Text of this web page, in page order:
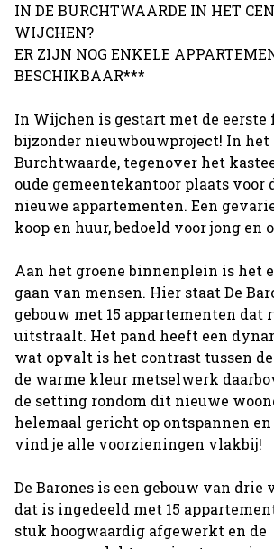
IN DE BURCHTWAARDE IN HET
WIJCHEN?
ER ZIJN NOG ENKELE
BESCHIKBAAR***
In Wijchen is gestart met de eerste
bijzonder nieuwbouwproject! In het
Burchtwaarde, tegenover het
oude gemeentekantoor plaats voor
nieuwe appartementen. Een
koop en huur, bedoeld voor jong en
Aan het groene binnenplein is het
gaan van mensen. Hier staat De
gebouw met 15 appartementen dat
uitstraalt. Het pand heeft een
wat opvalt is het contrast tussen
de warme kleur metselwerk
de setting rondom dit nieuwe
helemaal gericht op ontspannen
vind je alle voorzieningen vlakbij!
De Barones is een gebouw van drie
dat is ingedeeld met 15
stuk hoogwaardig afgewerkt en de